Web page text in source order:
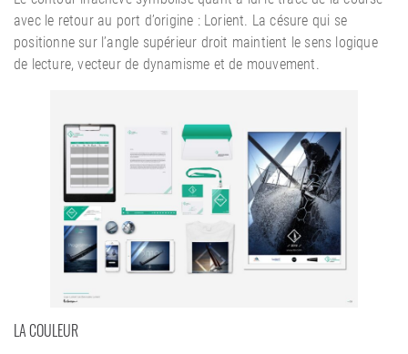
avec le retour au port d’origine : Lorient. La césure qui se
positionne sur l’angle supérieur droit maintient le sens logique
de lecture, vecteur de dynamisme et de mouvement.
LA COULEUR